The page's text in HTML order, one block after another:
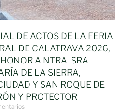
DE ACTOS DE LA FERIA
DE CALATRAVA 2026,
A NTRA. SRA.
DE LA SIERRA,
Y SAN ROQUE DE
Y PROTECTOR